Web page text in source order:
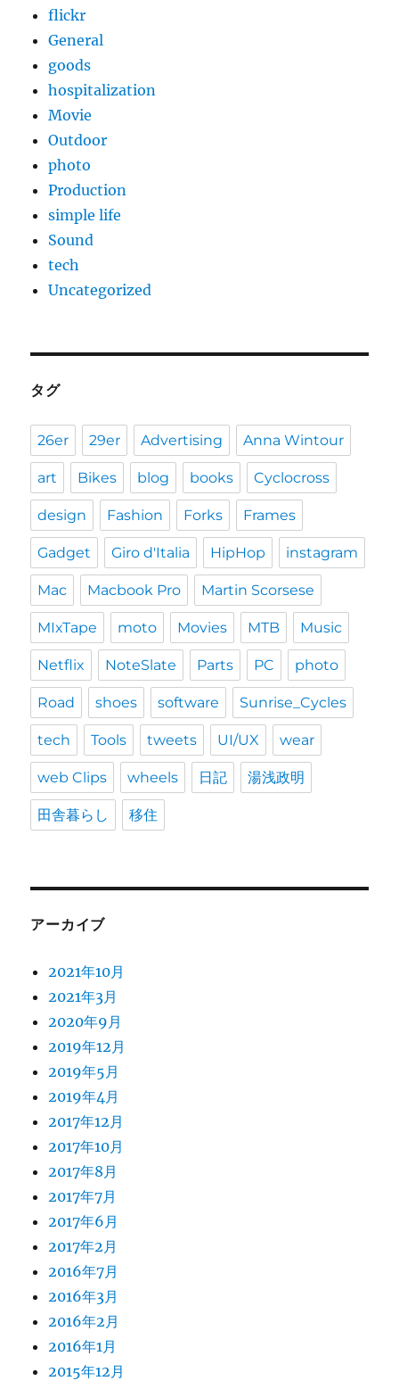
flickr
General
goods
hospitalization
Movie
Outdoor
photo
Production
simple life
Sound
tech
Uncategorized
タグ
26er 29er Advertising Anna Wintour
art Bikes blog books Cyclocross
design Fashion Forks Frames
Gadget Giro d'Italia HipHop instagram
Mac Macbook Pro Martin Scorsese
MIxTape moto Movies MTB Music
Netflix NoteSlate Parts PC photo
Road shoes software Sunrise_Cycles
tech Tools tweets UI/UX wear
web Clips wheels 日記 湯浅政明
田舎暮らし 移住
アーカイブ
2021年10月
2021年3月
2020年9月
2019年12月
2019年5月
2019年4月
2017年12月
2017年10月
2017年8月
2017年7月
2017年6月
2017年2月
2016年7月
2016年3月
2016年2月
2016年1月
2015年12月